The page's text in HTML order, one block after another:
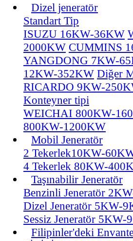
Dizel jeneratör
Standart Tip
ISUZU 16KW-36KW
2000KW CUMMINS
YANGDONG 7KW-
12KW-352KW Diğer
RICARDO 9KW-
Konteyner tipi
WEICHAI 800KW-
800KW-1200KW
Mobil Jeneratör
2 Tekerlek10KW-
4 Tekerlek 80KW-
Taşınabilir Jeneratör
Benzinli Jeneratör
Dizel Jeneratör 5KW-
Sessiz Jeneratör 5KW-
Filipinler'deki